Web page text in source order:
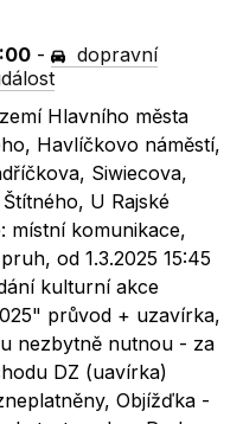
-
dopravní
Hlavního města
Havlíčkovo náměstí,
Siwiecova,
U Rajské
místní komunikace,
od 1.3.2025 15:45
kulturní akce
průvod + uzavírka,
nezbytně nutnou - za
DZ (uavírka)
Objížďka -